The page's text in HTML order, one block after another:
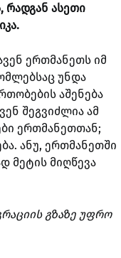
რადგან ასეთი
ერთმანეთს იმ
უნდა
აშენება
შეგვიძლია ამ
ერთმანეთთან;
ანუ, ერთმანეთში
მეტის მიღწევა
გზაზე უფრო